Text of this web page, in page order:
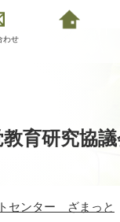
わせ
育研究協
センター ざまっと